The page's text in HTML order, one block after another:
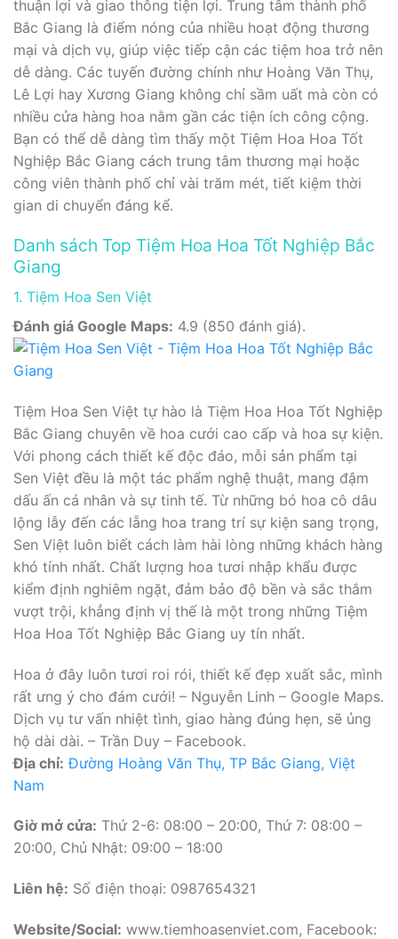
thuận lợi và giao thông tiện lợi. Trung tâm thành phố
Bắc Giang là điểm nóng của nhiều hoạt động thương
mại và dịch vụ, giúp việc tiếp cận các tiệm hoa trở nên
dễ dàng. Các tuyến đường chính như Hoàng Văn Thụ,
Lê Lợi hay Xương Giang không chỉ sầm uất mà còn có
nhiều cửa hàng hoa nằm gần các tiện ích công cộng.
Bạn có thể dễ dàng tìm thấy một Tiệm Hoa Hoa Tốt
Nghiệp Bắc Giang cách trung tâm thương mại hoặc
công viên thành phố chỉ vài trăm mét, tiết kiệm thời
gian di chuyển đáng kể.
Danh sách Top Tiệm Hoa Hoa Tốt Nghiệp Bắc
Giang
1. Tiệm Hoa Sen Việt
Đánh giá Google Maps: 4.9 (850 đánh giá).
Tiệm Hoa Sen Việt tự hào là Tiệm Hoa Hoa Tốt Nghiệp
Bắc Giang chuyên về hoa cưới cao cấp và hoa sự kiện.
Với phong cách thiết kế độc đáo, mỗi sản phẩm tại
Sen Việt đều là một tác phẩm nghệ thuật, mang đậm
dấu ấn cá nhân và sự tinh tế. Từ những bó hoa cô dâu
lộng lẫy đến các lẵng hoa trang trí sự kiện sang trọng,
Sen Việt luôn biết cách làm hài lòng những khách hàng
khó tính nhất. Chất lượng hoa tươi nhập khẩu được
kiểm định nghiêm ngặt, đảm bảo độ bền và sắc thắm
vượt trội, khẳng định vị thế là một trong những Tiệm
Hoa Hoa Tốt Nghiệp Bắc Giang uy tín nhất.
Hoa ở đây luôn tươi roi rói, thiết kế đẹp xuất sắc, mình
rất ưng ý cho đám cưới! – Nguyễn Linh – Google Maps.
Dịch vụ tư vấn nhiệt tình, giao hàng đúng hẹn, sẽ ủng
hộ dài dài. – Trần Duy – Facebook.
Địa chỉ: Đường Hoàng Văn Thụ, TP Bắc Giang, Việt
Nam
Giờ mở cửa: Thứ 2-6: 08:00 – 20:00, Thứ 7: 08:00 –
20:00, Chủ Nhật: 09:00 – 18:00
Liên hệ: Số điện thoại: 0987654321
Website/Social: www.tiemhoasenviet.com, Facebook: